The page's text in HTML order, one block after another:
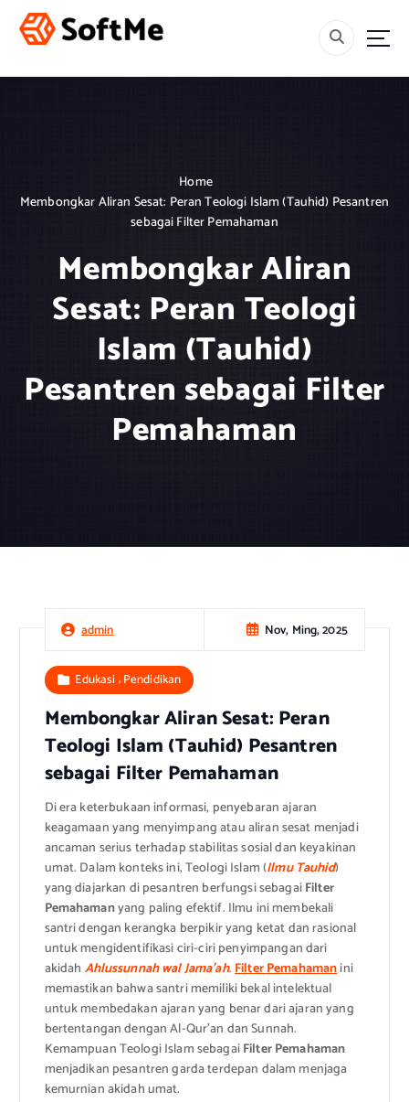
Home
Membongkar Aliran Sesat: Peran Teologi Islam (Tauhid) Pesantren
sebagai Filter Pemahaman
Membongkar Aliran
Sesat: Peran Teologi
Islam (Tauhid)
Pesantren sebagai Filter
Pemahaman
admin Nov, Ming, 2025
Edukasi,Pendidikan
Membongkar Aliran Sesat: Peran
Teologi Islam (Tauhid) Pesantren
sebagai Filter Pemahaman
Di era keterbukaan informasi, penyebaran ajaran
keagamaan yang menyimpang atau aliran sesat menjadi
ancaman serius terhadap stabilitas sosial dan keyakinan
umat. Dalam konteks ini, Teologi Islam (Ilmu Tauhid)
yang diajarkan di pesantren berfungsi sebagaiFilter
Pemahamanyang paling efektif. Ilmu ini membekali
santri dengan kerangka berpikir yang ketat dan rasional
untuk mengidentifikasi ciri-ciri penyimpangan dari
akidah Ahlussunnah wal Jama’ah.Filter Pemahamanini
memastikan bahwa santri memiliki bekal intelektual
untuk membedakan ajaran yang benar dari ajaran yang
bertentangan dengan Al-Qur’an dan Sunnah.
Kemampuan Teologi Islam sebagaiFilter Pemahaman
menjadikan pesantren garda terdepan dalam menjaga
kemurnian akidah umat.